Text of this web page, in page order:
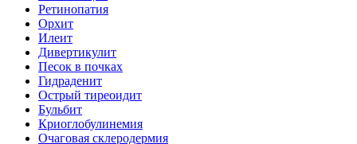
Ретинопатия
Орхит
Илеит
Дивертикулит
Песок в почках
Гидраденит
Острый тиреоидит
Бульбит
Криоглобулинемия
Очаговая склеродермия